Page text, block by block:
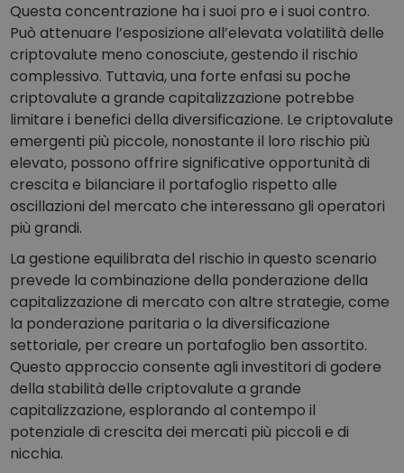
Questa concentrazione ha i suoi pro e i suoi contro.
Può attenuare l’esposizione all’elevata volatilità delle
criptovalute meno conosciute, gestendo il rischio
complessivo. Tuttavia, una forte enfasi su poche
criptovalute a grande capitalizzazione potrebbe
limitare i benefici della diversificazione. Le criptovalute
emergenti più piccole, nonostante il loro rischio più
elevato, possono offrire significative opportunità di
crescita e bilanciare il portafoglio rispetto alle
oscillazioni del mercato che interessano gli operatori
più grandi.
La gestione equilibrata del rischio in questo scenario
prevede la combinazione della ponderazione della
capitalizzazione di mercato con altre strategie, come
la ponderazione paritaria o la diversificazione
settoriale, per creare un portafoglio ben assortito.
Questo approccio consente agli investitori di godere
della stabilità delle criptovalute a grande
capitalizzazione, esplorando al contempo il
potenziale di crescita dei mercati più piccoli e di
nicchia.